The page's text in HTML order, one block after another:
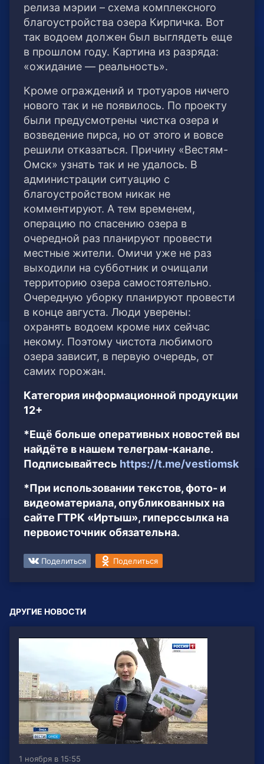
релиза мэрии – схема комплексного
благоустройства озера Кирпичка. Вот
так водоем должен был выглядеть еще
в прошлом году. Картина из разряда:
«ожидание — реальность».
Кроме ограждений и тротуаров ничего
нового так и не появилось. По проекту
были предусмотрены чистка озера и
возведение пирса, но от этого и вовсе
решили отказаться. Причину «Вестям-
Омск» узнать так и не удалось. В
администрации ситуацию с
благоустройством никак не
комментируют. А тем временем,
операцию по спасению озера в
очередной раз планируют провести
местные жители. Омичи уже не раз
выходили на субботник и очищали
территорию озера самостоятельно.
Очередную уборку планируют провести
в конце августа. Люди уверены:
охранять водоем кроме них сейчас
некому. Поэтому чистота любимого
озера зависит, в первую очередь, от
самих горожан.
Категория информационной продукции
12+
*Ещё больше оперативных новостей вы
найдёте в нашем телеграм-канале.
Подписывайтесь https://t.me/vestiomsk
*При использовании текстов, фото- и
видеоматериала, опубликованных на
сайте ГТРК «Иртыш», гиперссылка на
первоисточник обязательна.
Поделиться Поделиться
ДРУГИЕ НОВОСТИ
1 ноября в 15:55